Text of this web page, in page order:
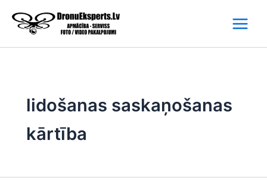
content
lidošanas saskaņošanas
kārtība